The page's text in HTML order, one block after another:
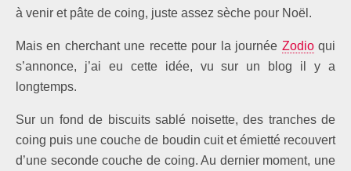
à venir et pâte de coing, juste assez sèche pour Noël.
Mais en cherchant une recette pour la journée Zodioqui
s’annonce, j’ai eu cette idée, vu sur un blog il y a
longtemps.
Sur un fond de biscuits sablé noisette, des tranches de
coing puis une couche de boudin cuit et émietté recouvert
d’une seconde couche de coing. Au dernier moment, une